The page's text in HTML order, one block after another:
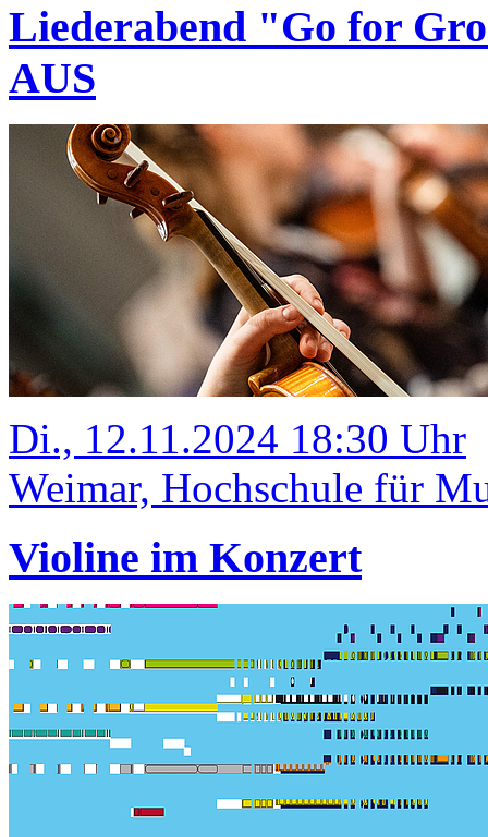
Liederabend "Go for
AUS
Di., 12.11.2024 18:30 Uhr
Weimar, Hochschule für
Violine im Konzert